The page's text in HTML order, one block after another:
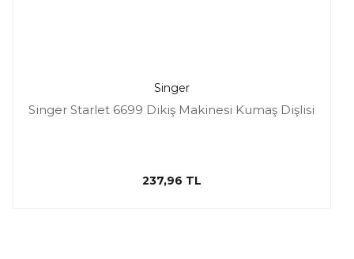
Singer
Singer Starlet 6699 Dikiş Makinesi Kumaş Dişlisi
237,96 TL